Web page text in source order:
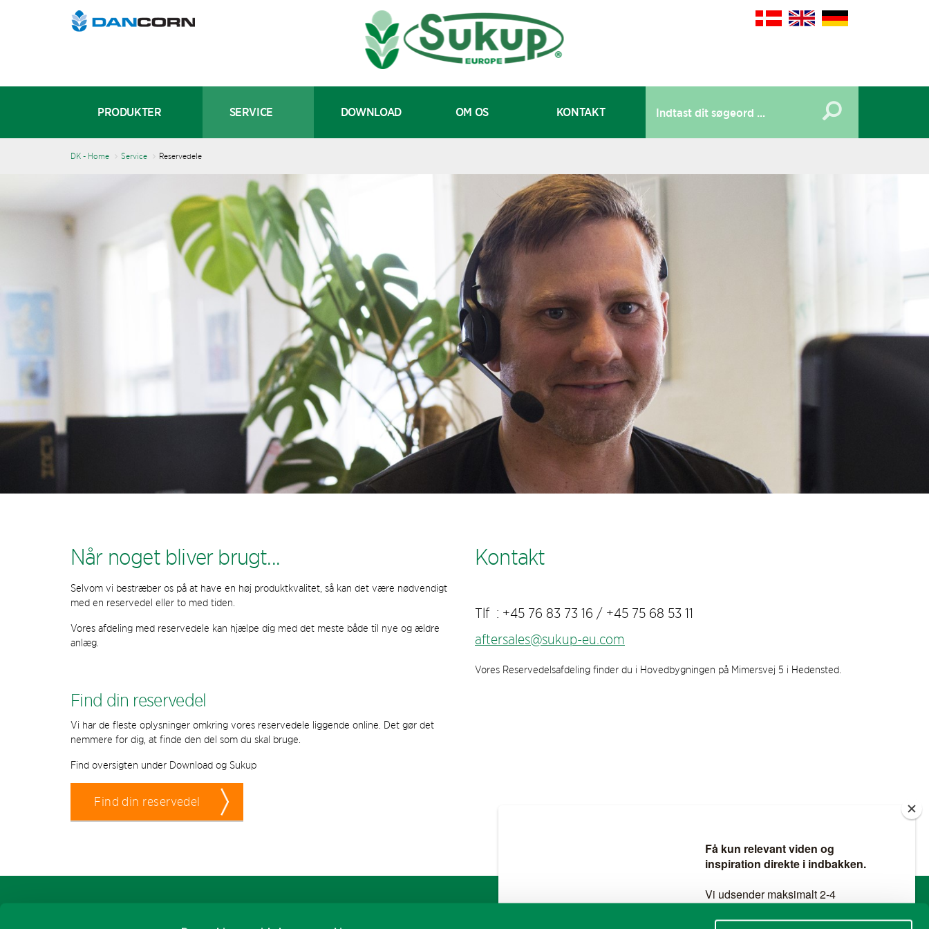
PRODUKTER SERVICE DOWNLOAD OM OS KONTAKT
DK - Home Service Reservedele
Når noget bliver brugt...
Selvom vi bestræber os på at have en høj produktkvalitet, så kan det være nødvendigt
med en reservedel eller to med tiden.
Vores afdeling med reservedele kan hjælpe dig med det meste både til nye og ældre
anlæg.
Find din reservedel
Vi har de fleste oplysninger omkring vores reservedele liggende online. Det gør det
nemmere for dig, at finde den del som du skal bruge.
Find oversigten under Download og Sukup
Find din reservedel
Kontakt
Tlf : +45 76 83 73 16 / +45 75 68 53 11
aftersales@sukup-eu.com
Vores Reservedelsafdeling finder du i Hovedbygningen på Mimersvej 5 i Hedensted.